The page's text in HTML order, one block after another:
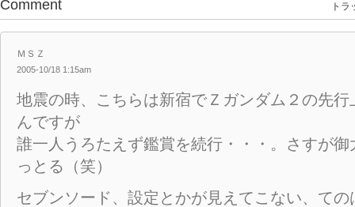
Comment トラ
ＭＳＺ
2005-10/18 1:15am
地震の時、こちらは新宿でＺガンダム２の先
んですが
誰一人うろたえず鑑賞を続行・・・。さすが
っとる（笑）
セブンソード、設定とかが見えてこない、て